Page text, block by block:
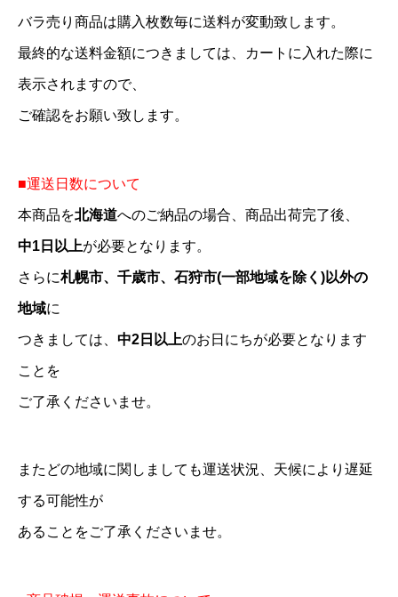
バラ売り商品は購入枚数毎に送料が変動致します。
最終的な送料金額につきましては、カートに入れた際に
表示されますので、
ご確認をお願い致します。
■運送日数について
本商品を北海道へのご納品の場合、商品出荷完了後、
中1日以上が必要となります。
さらに札幌市、千歳市、石狩市(一部地域を除く)以外の
地域に
つきましては、 中2日以上のお日にちが必要となります
ことを
ご了承くださいませ。
またどの地域に関しましても運送状況、天候により遅延
する可能性が
あることをご了承くださいませ。